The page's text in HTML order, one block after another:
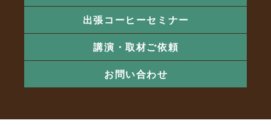
出張コーヒーセミナー
講演・取材ご依頼
お問い合わせ